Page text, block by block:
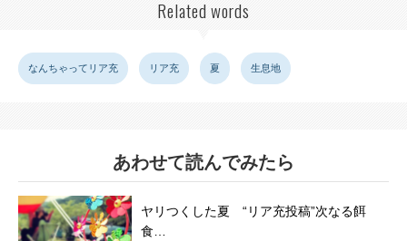
Related words
なんちゃってリア充 リア充 夏 生息地
あわせて読んでみたら
ヤリつくした夏 “リア充投稿”次なる餌
食…